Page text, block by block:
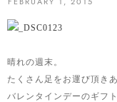
晴れの週末。
たくさん足をお運び頂き
バレンタインデーのギフ